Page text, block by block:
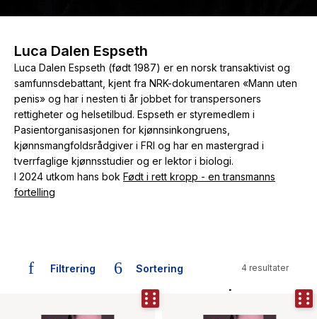
Luca Dalen Espseth
Luca Dalen Espseth (født 1987) er en norsk transaktivist og
samfunnsdebattant, kjent fra NRK-dokumentaren «Mann uten
penis» og har i nesten ti år jobbet for transpersoners
rettigheter og helsetilbud. Espseth er styremedlem i
Pasientorganisasjonen for kjønnsinkongruens,
kjønnsmangfoldsrådgiver i FRI og har en mastergrad i
tverrfaglige kjønnsstudier og er lektor i biologi.
I 2024 utkom hans bok Født i rett kropp - en transmanns
fortelling
Filtrering Sortering 4 resultater